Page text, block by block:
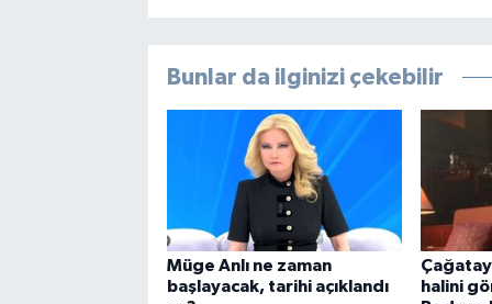
Bunlar da ilginizi çekebilir
Müge Anlı ne zaman
başlayacak, tarihi açıklandı
halini